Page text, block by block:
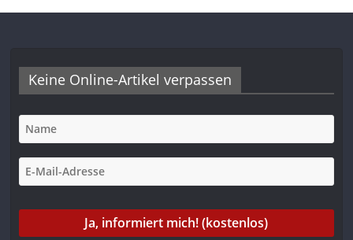
Keine Online-Artikel verpassen